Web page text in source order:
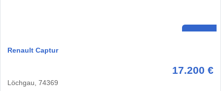
Renault Captur
17.200 €
Löchgau, 74369